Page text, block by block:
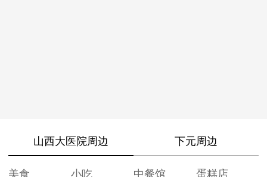
山西大医院周边 下元周边
美食 小吃 中餐馆
蛋糕店